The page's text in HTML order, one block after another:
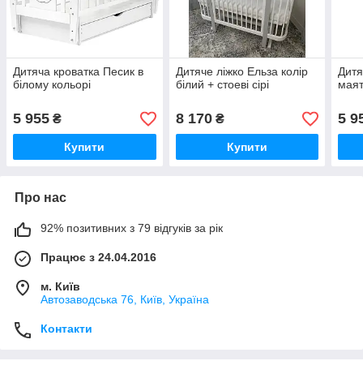
Дитяча кроватка Песик в
білому кольорі
5 955 ₴
Купити
Дитяче ліжко Ельза колір
білий + стоеві сірі
8 170₴
Купити
5
Про нас
92% позитивних з 79 відгуків за рік
Працює з 24.04.2016
м. Київ
Автозаводська 76, Київ, Україна
Контакти